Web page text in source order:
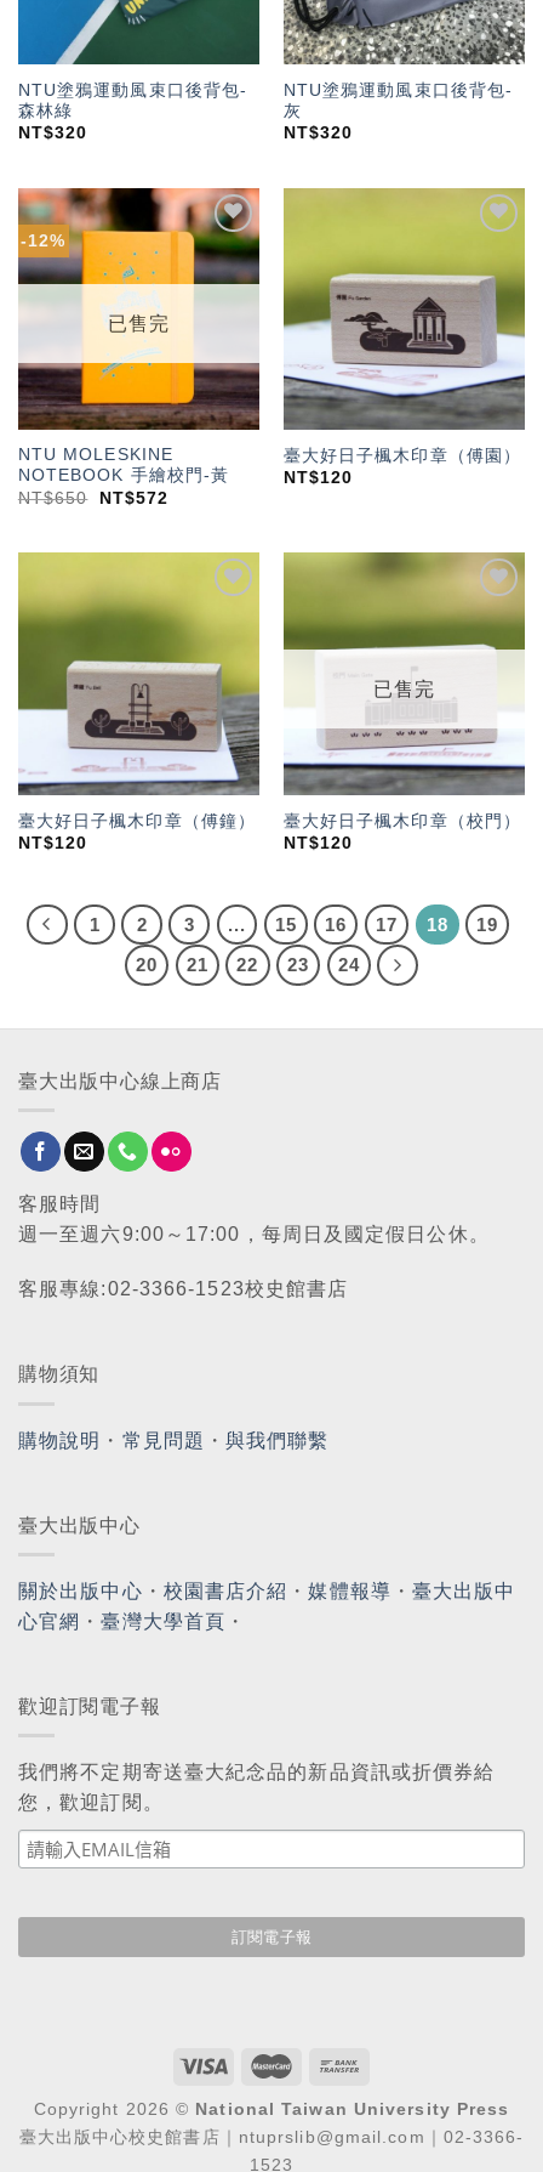
NTU塗鴉運動風束口後背包-
森林綠
NT$320
NTU塗鴉運動風束口後背包-
灰
NT$320
-12%
加入
「願
望輕
已售完
NTU MOLESKINE
NOTEBOOK 手繪校門-黃
NT$650 NT$572
望輕
臺大好日子楓木印章（傅園）
NT$120
單」
臺大好日子楓木印章（傅鐘）
NT$120
加入
望輕
已售完
臺大好日子楓木印章（校門）
NT$120
1 2 3 ... 15 16 17 18
19
20
21 22 23 24
臺大出版中心線上商店
客服時間
週一至週六9:00～17:00，每周日及國定假日公休。
客服專線:02-3366-1523校史館書店
購物須知
購物說明 ・ 常見問題 ・與我們聯繫
臺大出版中心
關於出版中心 ・ 校園書店介紹 ・媒體報導 ・ 臺大出版中
心官網 ・臺灣大學首頁 ・
歡迎訂閱電子報
我們將不定期寄送臺大紀念品的新品資訊或折價券給
您，歡迎訂閱。
Copyright 2026 © National Taiwan University Press
臺大出版中心校史館書店｜ntuprslib@gmail.com｜02-3366-
1523